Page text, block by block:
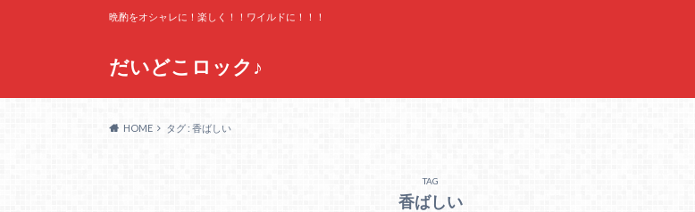
だいどこロック♪
晩酌をオシャレに！楽しく！！ワイルドに！！！
HOME タグ : 香ばしい
TAG
香ばしい